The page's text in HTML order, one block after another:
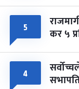
५ कर ५
४